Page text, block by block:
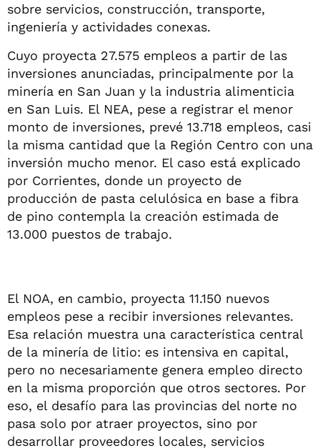
sobre servicios, construcción, transporte,
ingeniería y actividades conexas.
Cuyo proyecta 27.575 empleos a partir de las
inversiones anunciadas, principalmente por la
minería en San Juan y la industria alimenticia
en San Luis. El NEA, pese a registrar el menor
monto de inversiones, prevé 13.718 empleos, casi
la misma cantidad que la Región Centro con una
inversión mucho menor. El caso está explicado
por Corrientes, donde un proyecto de
producción de pasta celulósica en base a fibra
de pino contempla la creación estimada de
13.000 puestos de trabajo.
El NOA, en cambio, proyecta 11.150 nuevos
empleos pese a recibir inversiones relevantes.
Esa relación muestra una característica central
de la minería de litio: es intensiva en capital,
pero no necesariamente genera empleo directo
en la misma proporción que otros sectores. Por
eso, el desafío para las provincias del norte no
pasa solo por atraer proyectos, sino por
desarrollar proveedores locales, servicios